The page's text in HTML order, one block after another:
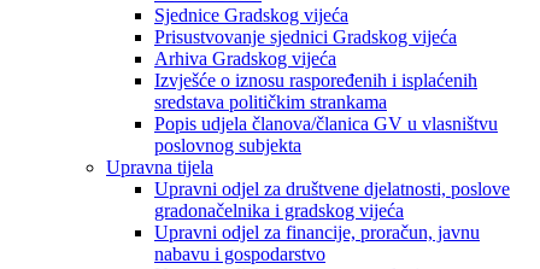
Sjednice Gradskog vijeća
Prisustvovanje sjednici Gradskog vijeća
Arhiva Gradskog vijeća
Izvješće o iznosu raspoređenih i isplaćenih
sredstava političkim strankama
Popis udjela članova/članica GV u vlasništvu
poslovnog subjekta
Upravna tijela
Upravni odjel za društvene djelatnosti, poslove
gradonačelnika i gradskog vijeća
Upravni odjel za financije, proračun, javnu
nabavu i gospodarstvo